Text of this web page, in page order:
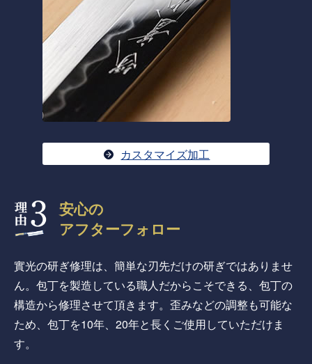
カスタマイズ加工
安心の
アフターフォロー
實光の研ぎ修理は、簡単な刃先だけの研ぎではありませ
ん。包丁を製造している職人だからこそできる、包丁の
構造から修理させて頂きます。歪みなどの調整も可能な
ため、包丁を10年、20年と長くご使用していただけま
す。